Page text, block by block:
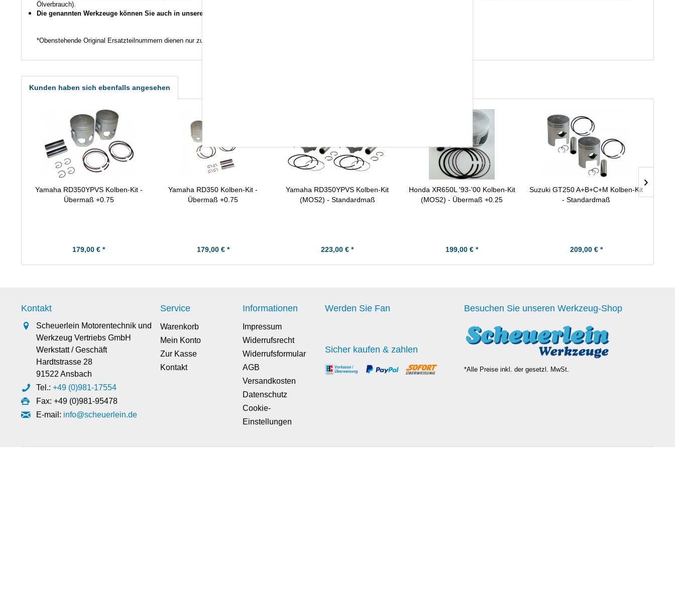
Ölverbrauch).
Die genannten Werkzeuge können Sie auch in unserem Shop finden.
*Obenstehende Original Ersatzteilnummern dienen nur zu Vergleichszwecken.
Kunden haben sich ebenfalls angesehen
Yamaha RD350YPVS Kolben-Kit -
Übermaß +0.75
179,00 € *
Yamaha RD350 Kolben-Kit -
Übermaß +0.75
179,00 € *
Yamaha RD350YPVS Kolben-Kit
(MOS2) - Standardmaß
223,00 € *
Honda XR650L '93-'00 Kolben-Kit
(MOS2) - Übermaß +0.25
199,00 € *
Suzuki GT250 A+B+C+M Kolben-Kit
- Standardmaß
209,00 € *
Kontakt
Scheuerlein Motorentechnik und
Werkzeug Vertriebs GmbH
Werkstatt / Geschäft
Hardtstrasse 28
91522 Ansbach
Tel.: +49 (0)981-17554
Fax: +49 (0)981-95478
E-mail: info@scheuerlein.de
Service
Warenkorb
Mein Konto
Zur Kasse
Kontakt
Informationen
Impressum
Widerrufsrecht
Widerrufsformular
AGB
Versandkosten
Datenschutz
Cookie-
Einstellungen
Werden Sie Fan
Sicher kaufen & zahlen
Besuchen Sie unseren Werkzeug-Shop
*Alle Preise inkl. der gesetzl. MwSt.